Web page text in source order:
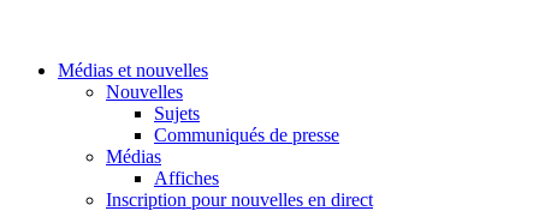
Médias et nouvelles
Nouvelles
Sujets
Communiqués de presse
Médias
Affiches
Inscription pour nouvelles en direct